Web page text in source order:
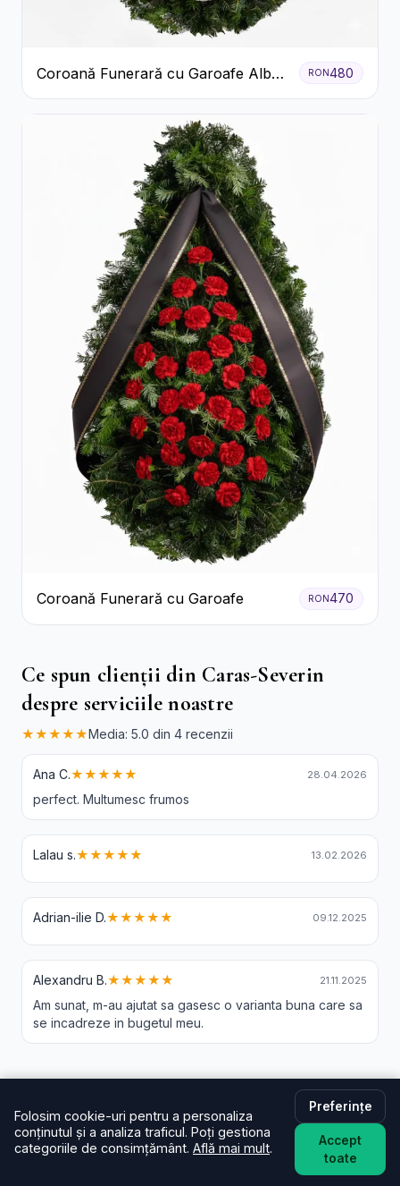
Coroană Funerară cu Garoafe Albe
și Crizanteme
RON 480
Coroană Funerară cu Garoafe RON470
Ce spun clienții din Caras-Severin
despre serviciile noastre
★★★★★Media: 5.0 din 4 recenzii
Ana C.★★★★★ 28.04.2026
perfect. Multumesc frumos
Lalau s.★★★★★ 13.02.2026
Adrian-ilie D.★★★★★ 09.12.2025
Alexandru B.★★★★★ 21.11.2025
Am sunat, m-au ajutat sa gasesc o varianta buna care sa
se incadreze in bugetul meu.
Livrare Flori Ciresel - Intrebari Frecvente
În cât timp livrați în Ciresel?
De regulă în aceeași zi (2–4 ore) pentru comenzi
plasate în intervalul programului. La checkout poți
Folosim cookie-uri pentru a personaliza
conținutul și a analiza traficul. Poți gestiona
categoriile de consimțământ. Află mai mult.
Preferințe
Accept
toate